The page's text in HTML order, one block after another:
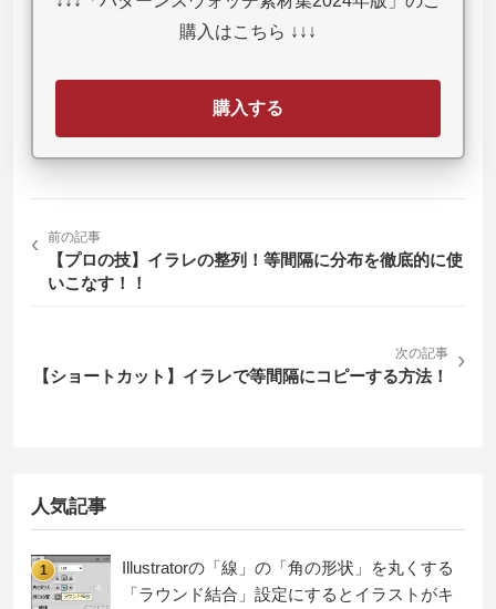
購入はこちら ↓↓↓
購入する
‹ 前の記事
【プロの技】イラレの整列！等間隔に分布を徹底的に使
いこなす！！
次の記事
【ショートカット】イラレで等間隔にコピーする方法！
›
人気記事
1
Illustratorの「線」の「角の形状」を丸くする
「ラウンド結合」設定にするとイラストがキ